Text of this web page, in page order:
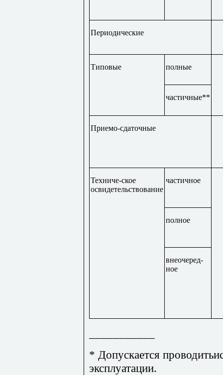
Периодические
Типовые полные
частичные**
Приемо-сдаточные
Техниче-ское
освидетельствование
частичное
полное
внеочеред-
ное
* Допускается
эксплуатации.